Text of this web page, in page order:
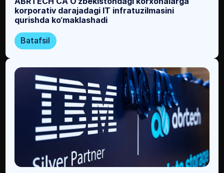
korporativ darajadagi IT infratuzilmasini
qurishda ko‘maklashadi
Batafsil